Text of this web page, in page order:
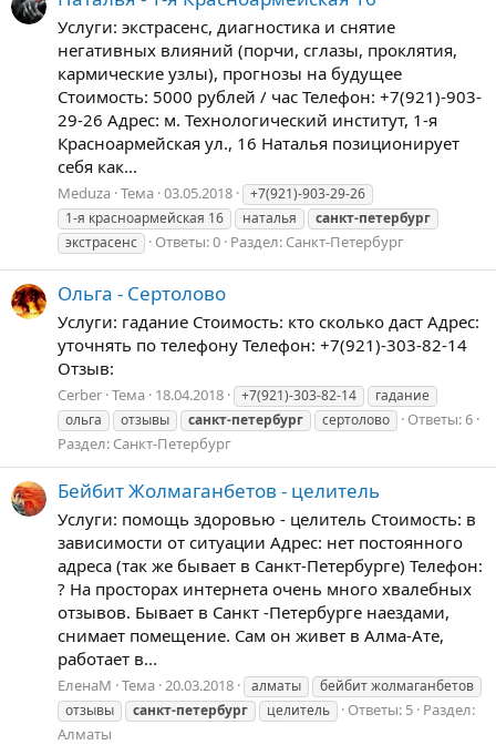
Услуги: экстрасенс, диагностика и снятие
негативных влияний (порчи, сглазы, проклятия,
кармические узлы), прогнозы на будущее
Стоимость: 5000 рублей / час Телефон: +7(921)-903-
29-26 Адрес: м. Технологический институт, 1-я
Красноармейская ул., 16 Наталья позиционирует
себя как...
Meduza Тема 03.05.2018
+7(921)-903-29-26
1-я красноармейская 16
наталья
санкт-петербург
экстрасенс
Ответы: 0 Раздел: Санкт-Петербург
Ольга - Сертолово
Услуги: гадание Стоимость: кто сколько даст Адрес:
уточнять по телефону Телефон: +7(921)-303-82-14
Отзыв:
Cerber Тема 18.04.2018 +7(921)-303-82-14
гадание
ольга
отзывы санкт-петербург сертолово
Ответы: 6
Раздел: Санкт-Петербург
Бейбит Жолмаганбетов - целитель
Услуги: помощь здоровью - целитель Стоимость: в
зависимости от ситуации Адрес: нет постоянного
адреса (так же бывает в Санкт-Петербурге) Телефон:
? На просторах интернета очень много хвалебных
отзывов. Бывает в Санкт -Петербурге наездами,
снимает помещение. Сам он живет в Алма-Ате,
работает в...
ЕленаМ Тема 20.03.2018 алматы
бейбит жолмаганбетов
отзывы
санкт-петербург целитель Ответы: 5 Раздел:
Алматы